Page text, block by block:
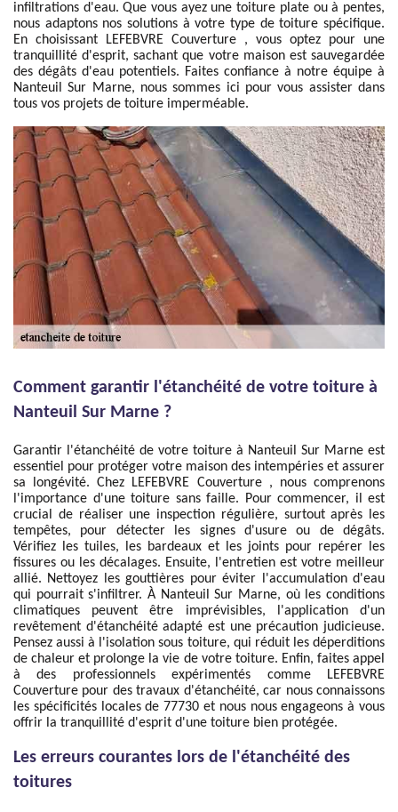
infiltrations d'eau. Que vous ayez une toiture plate ou à pentes,
nous adaptons nos solutions à votre type de toiture spécifique.
En choisissant LEFEBVRE Couverture , vous optez pour une
tranquillité d'esprit, sachant que votre maison est sauvegardée
des dégâts d'eau potentiels. Faites confiance à notre équipe à
Nanteuil Sur Marne, nous sommes ici pour vous assister dans
tous vos projets de toiture imperméable.
Comment garantir l'étanchéité de votre toiture à
Nanteuil Sur Marne ?
Garantir l'étanchéité de votre toiture à Nanteuil Sur Marne est
essentiel pour protéger votre maison des intempéries et assurer
sa longévité. Chez LEFEBVRE Couverture , nous comprenons
l'importance d'une toiture sans faille. Pour commencer, il est
crucial de réaliser une inspection régulière, surtout après les
tempêtes, pour détecter les signes d'usure ou de dégâts.
Vérifiez les tuiles, les bardeaux et les joints pour repérer les
fissures ou les décalages. Ensuite, l'entretien est votre meilleur
allié. Nettoyez les gouttières pour éviter l'accumulation d'eau
qui pourrait s'infiltrer. À Nanteuil Sur Marne, où les conditions
climatiques peuvent être imprévisibles, l'application d'un
revêtement d'étanchéité adapté est une précaution judicieuse.
Pensez aussi à l'isolation sous toiture, qui réduit les déperditions
de chaleur et prolonge la vie de votre toiture. Enfin, faites appel
à des professionnels expérimentés comme LEFEBVRE
Couverture pour des travaux d'étanchéité, car nous connaissons
les spécificités locales de 77730 et nous nous engageons à vous
offrir la tranquillité d'esprit d'une toiture bien protégée.
Les erreurs courantes lors de l'étanchéité des
toitures